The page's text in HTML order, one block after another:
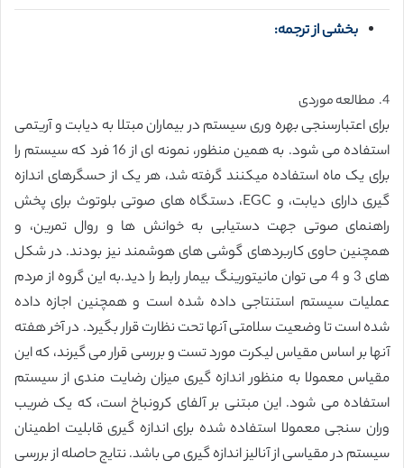
بخشی از ترجمه:
4. مطالعه موردی
برای اعتبارسنجی بهره وری سیستم در بیماران مبتلا به دیابت و آریتمی
استفاده می شود. به همین منظور، نمونه ای از 16 فرد که سیستم را
برای یک ماه استفاده میکنند گرفته شد، هر یک از حسگرهای اندازه
گیری دارای دیابت، و EGC، دستگاه های صوتی بلوتوث برای پخش
راهنمای صوتی جهت دستیابی به خوانش ها و روال تمرین، و
همچنین حاوی کاربردهای گوشی های هوشمند نیز بودند. در شکل
های 3 و 4 می توان مانیتورینگ بیمار رابط را دید.به این گروه از مردم
عملیات سیستم استنتاجی داده شده است و همچنین اجازه داده
شده است تا وضعیت سلامتی آنها تحت نظارت قرار بگیرد. در آخر هفته
آنها بر اساس مقیاس لیکرت مورد تست و بررسی قرار می گیرند، که این
مقیاس معمولا به منظور اندازه گیری میزان رضایت مندی از سیستم
استفاده می شود. این مبتنی بر آلفای کرونباخ است، که یک ضریب
وران سنجی معمولا استفاده شده برای اندازه گیری قابلیت اطمینان
سیستم در مقیاسی از آنالیز اندازه گیری می باشد. نتایج حاصله از بررسی